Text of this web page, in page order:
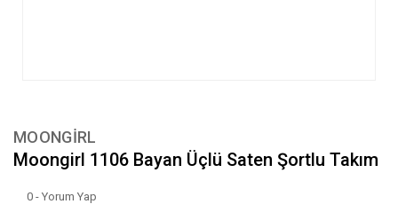
MOONGİRL
Moongirl 1106 Bayan Üçlü Saten Şortlu Takım
0 - Yorum Yap